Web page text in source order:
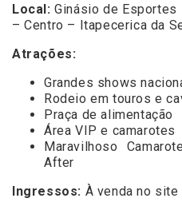
Local:Ginásio de Esportes
– Centro – Itapecerica da
Atrações:
Grandes shows
Rodeio em touros e
Praça de alimentação
Área VIP e camarotes
Maravilhoso
After
Ingressos: À venda no